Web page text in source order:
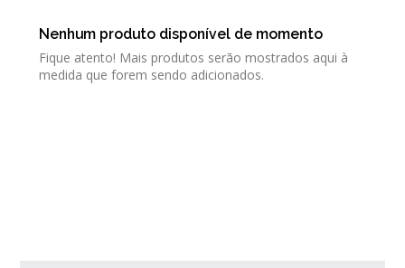
Nenhum produto disponível de momento
Fique atento! Mais produtos serão mostrados aqui à
medida que forem sendo adicionados.